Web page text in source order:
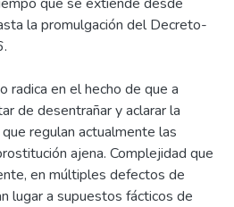
la promulgación del Decreto-
radica en el hecho de que a
de desentrañar y aclarar la
regulan actualmente las
ajena. Complejidad que
en múltiples defectos de
lugar a supuestos fácticos de